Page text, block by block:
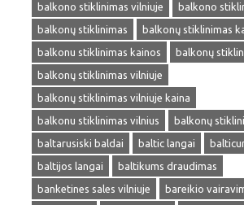
balkono stiklinimas vilniuje
balkono
balkonų stiklinimas
balkonų stiklinimas
balkonu stiklinimas kainos
balkonų
balkonų stiklinimas vilniuje
balkonų stiklinimas vilniuje kaina
balkonu stiklinimas vilnius
balkonų
baltarusiski baldai
baltic langai
baltijos langai
baltikums draudimas
banketines sales vilniuje
bareikio